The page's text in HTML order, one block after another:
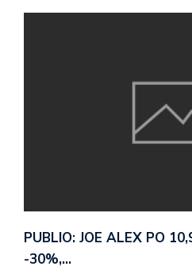
PUBLIO: JOE ALEX PO
-30%,…